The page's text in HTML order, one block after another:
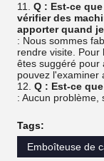
11. Q : Est-ce
vérifier des
apporter quand
: Nous sommes
rendre visite. Pour
êtes suggéré pour
pouvez l'examiner
12. Q : Est-ce
: Aucun problème,
Tags:
Emboîteuse de